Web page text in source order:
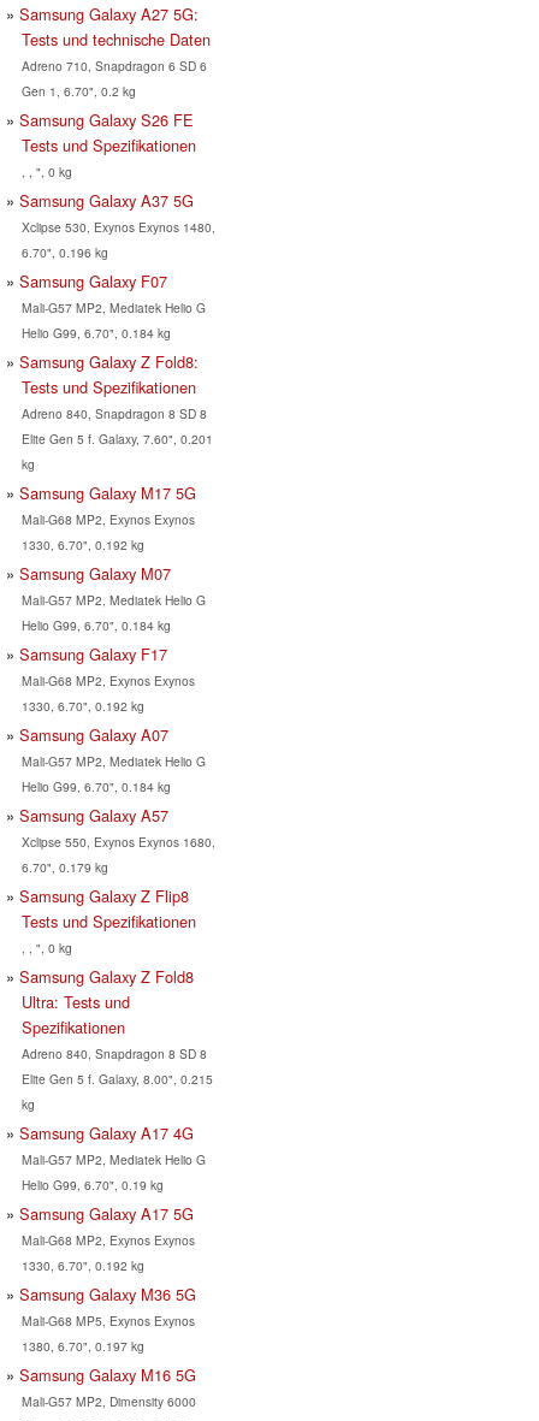
Samsung Galaxy A27 5G:
Tests und technische Daten
Adreno 710, Snapdragon 6 SD 6
Gen 1, 6.70", 0.2 kg
Samsung Galaxy S26 FE
Tests und Spezifikationen
, , ", 0 kg
Samsung Galaxy A37 5G
Xclipse 530, Exynos Exynos 1480,
6.70", 0.196 kg
Samsung Galaxy F07
Mali-G57 MP2, Mediatek Helio G
Helio G99, 6.70", 0.184 kg
Samsung Galaxy Z Fold8:
Tests und Spezifikationen
Adreno 840, Snapdragon 8 SD 8
Elite Gen 5 f. Galaxy, 7.60", 0.201
kg
Samsung Galaxy M17 5G
Mali-G68 MP2, Exynos Exynos
1330, 6.70", 0.192 kg
Samsung Galaxy M07
Mali-G57 MP2, Mediatek Helio G
Helio G99, 6.70", 0.184 kg
Samsung Galaxy F17
Mali-G68 MP2, Exynos Exynos
1330, 6.70", 0.192 kg
Samsung Galaxy A07
Mali-G57 MP2, Mediatek Helio G
Helio G99, 6.70", 0.184 kg
Samsung Galaxy A57
Xclipse 550, Exynos Exynos 1680,
6.70", 0.179 kg
Samsung Galaxy Z Flip8
Tests und Spezifikationen
, , ", 0 kg
Samsung Galaxy Z Fold8
Ultra: Tests und
Spezifikationen
Adreno 840, Snapdragon 8 SD 8
Elite Gen 5 f. Galaxy, 8.00", 0.215
kg
Samsung Galaxy A17 4G
Mali-G57 MP2, Mediatek Helio G
Helio G99, 6.70", 0.19 kg
Samsung Galaxy A17 5G
Mali-G68 MP2, Exynos Exynos
1330, 6.70", 0.192 kg
Samsung Galaxy M36 5G
Mali-G68 MP5, Exynos Exynos
1380, 6.70", 0.197 kg
Samsung Galaxy M16 5G
Mali-G57 MP2, Dimensity 6000